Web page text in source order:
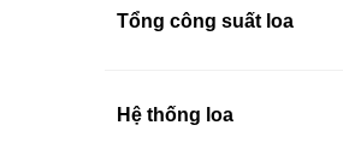
Tổng công suất loa
Hệ thống loa